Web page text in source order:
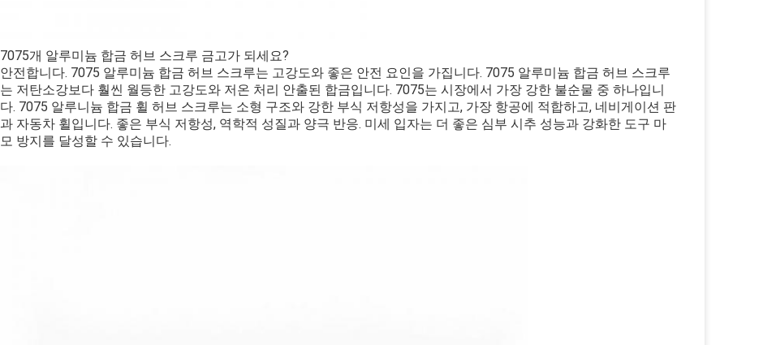
7075개 알루미늄 합금 허브 스크루 금고가 되세요?
안전합니다. 7075 알루미늄 합금 허브 스크루는 고강도와 좋은 안전 요인을 가집니다. 7075 알루미늄 합금 허브 스크루
는 저탄소강보다 훨씬 월등한 고강도와 저온 처리 안출된 합금입니다. 7075는 시장에서 가장 강한 불순물 중 하나입니
다. 7075 알루니늄 합금 휠 허브 스크루는 소형 구조와 강한 부식 저항성을 가지고, 가장 항공에 적합하고, 네비게이션 판
과 자동차 휠입니다. 좋은 부식 저항성, 역학적 성질과 양극 반응. 미세 입자는 더 좋은 심부 시추 성능과 강화한 도구 마
모 방지를 달성할 수 있습니다.